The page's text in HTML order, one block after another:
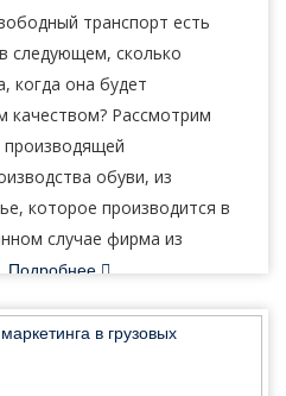
транспорт есть
следующем, сколько
когда она будет
качеством? Рассмотрим
обуви, из
которое производится в
случае фирма из
Подробнее